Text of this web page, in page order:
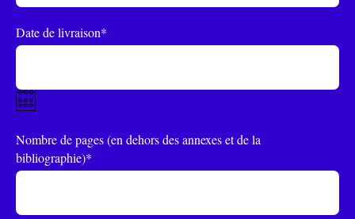
Date de livraison*
Nombre de pages (en dehors des annexes et de la
bibliographie)*